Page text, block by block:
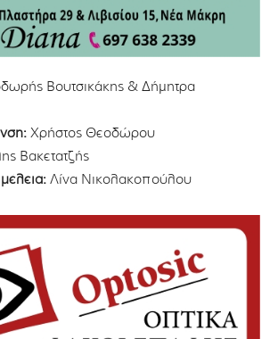
Βουτσικάκης & ∆ήµητρα
Χρήστος Θεοδώρου
Βακετατζής
Λίνα Νικολακοπούλου